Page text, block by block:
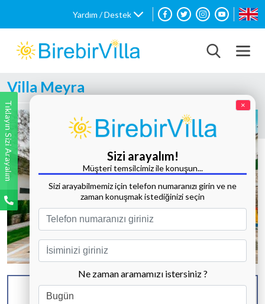
Yardım / Destek
Villa Meyra
Tüm Fotoğrafları Göster
Tıklayın Sizi Arayalım ×
Sizi arayalım!
Müşteri temsilcimiz ile konuşun...
Sizi arayabilmemiz için telefon numaranızı girin ve ne
zaman konuşmak istediğinizi seçin
Ne zaman aramamızı istersiniz ?